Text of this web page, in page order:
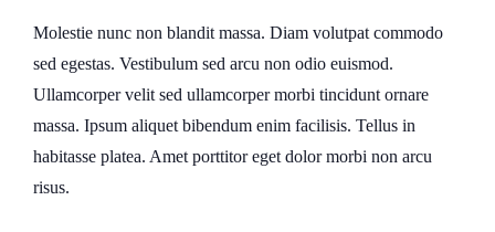
Molestie nunc non blandit massa. Diam volutpat commodo
sed egestas. Vestibulum sed arcu non odio euismod.
Ullamcorper velit sed ullamcorper morbi tincidunt ornare
massa. Ipsum aliquet bibendum enim facilisis. Tellus in
habitasse platea. Amet porttitor eget dolor morbi non arcu
risus.